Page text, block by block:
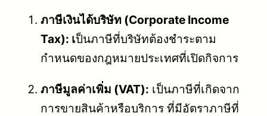
ภาษีเงินได้บริษัท (Corporate Income
Tax): เป็นภาษีที่บริษัทต้องชำระตาม
กำหนดของกฎหมายประเทศที่เปิดกิจการ
ภาษีมูลค่าเพิ่ม (VAT): เป็นภาษีที่เกิดจาก
การขายสินค้าหรือบริการ ที่มีอัตราภาษีที่